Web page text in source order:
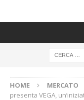
HOME MERCATO
presenta VEGA,